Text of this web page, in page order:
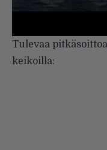
Tulevaa
keikoilla: